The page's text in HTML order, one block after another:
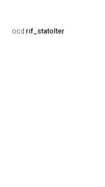
ocd:rif_statoIter